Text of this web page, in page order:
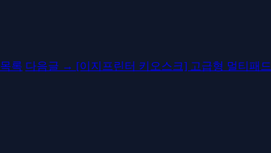
목록 다음글 → [이지프린터 키오스크] 고급형 멀티패